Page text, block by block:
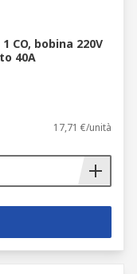
CO, bobina 220V
40A
17,71 €/unità